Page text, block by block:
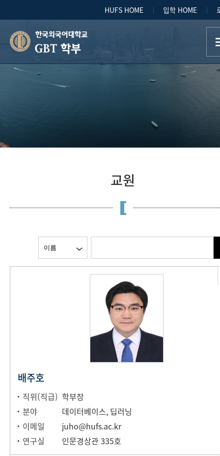
HUFS HOME 입학 HOME
GBT 학부
교원
배주호
직위(직급) 학부장
분야
데이터베이스, 딥러닝
이메일
juho@hufs.ac.kr
연구실
인문경상관 335호